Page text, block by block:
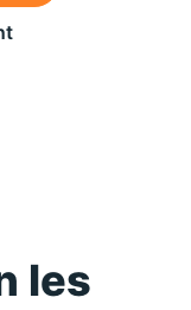
les